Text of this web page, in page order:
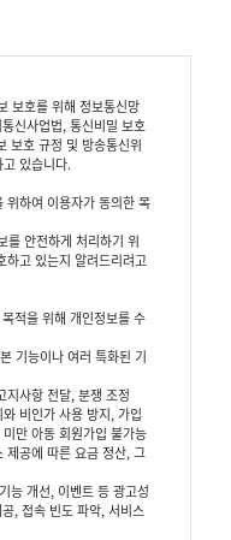
보호를 위해 정보통신망
신사업법, 통신비밀 보호
보호 규정 및 방송통신위
있습니다.
위하여 이용자가 동의한 목
를 안전하게 처리하기 위
하고 있는지 알려드리려고
적을 위해 개인정보를 수
기능이나 여러 특화된 기
지사항 전달, 분쟁 조정
비인가 사용 방지, 가입
만 아동 회원가입 불가능
제공에 따른 요금 정산, 그
능 개선, 이벤트 등 광고성
, 접속 빈도 파악, 서비스